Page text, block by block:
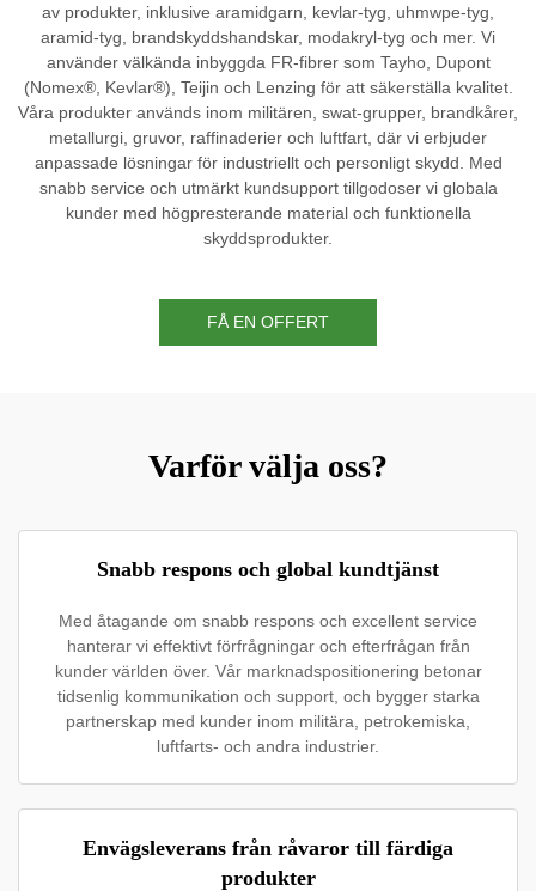
av produkter, inklusive aramidgarn, kevlar-tyg, uhmwpe-tyg,
aramid-tyg, brandskyddshandskar, modakryl-tyg och mer. Vi
använder välkända inbyggda FR-fibrer som Tayho, Dupont
(Nomex®, Kevlar®), Teijin och Lenzing för att säkerställa kvalitet.
Våra produkter används inom militären, swat-grupper, brandkårer,
metallurgi, gruvor, raffinaderier och luftfart, där vi erbjuder
anpassade lösningar för industriellt och personligt skydd. Med
snabb service och utmärkt kundsupport tillgodoser vi globala
kunder med högpresterande material och funktionella
skyddsprodukter.
FÅ EN OFFERT
Varför välja oss?
Snabb respons och global kundtjänst
Med åtagande om snabb respons och excellent service
hanterar vi effektivt förfrågningar och efterfrågan från
kunder världen över. Vår marknadspositionering betonar
tidsenlig kommunikation och support, och bygger starka
partnerskap med kunder inom militära, petrokemiska,
luftfarts- och andra industrier.
Envägsleverans från råvaror till färdiga
produkter